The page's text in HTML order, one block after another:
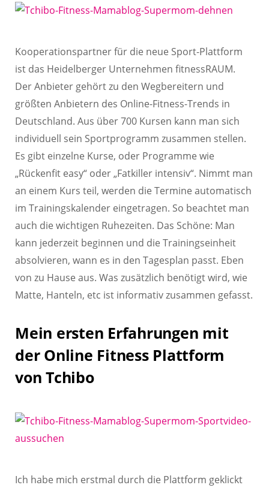
Kooperationspartner für die neue Sport-Plattform
ist das Heidelberger Unternehmen fitnessRAUM.
Der Anbieter gehört zu den Wegbereitern und
größten Anbietern des Online-Fitness-Trends in
Deutschland. Aus über 700 Kursen kann man sich
individuell sein Sportprogramm zusammen stellen.
Es gibt einzelne Kurse, oder Programme wie
„Rückenfit easy“ oder „Fatkiller intensiv“. Nimmt man
an einem Kurs teil, werden die Termine automatisch
im Trainingskalender eingetragen. So beachtet man
auch die wichtigen Ruhezeiten. Das Schöne: Man
kann jederzeit beginnen und die Trainingseinheit
absolvieren, wann es in den Tagesplan passt. Eben
von zu Hause aus. Was zusätzlich benötigt wird, wie
Matte, Hanteln, etc ist informativ zusammen gefasst.
Mein ersten Erfahrungen mit
der Online Fitness Plattform
von Tchibo
Ich habe mich erstmal durch die Plattform geklickt